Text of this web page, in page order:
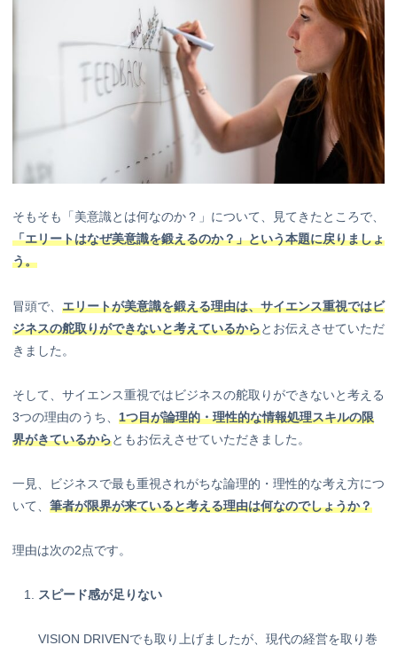
そもそも「美意識とは何なのか？」について、見てきたところで、
「エリートはなぜ美意識を鍛えるのか？」という本題に戻りましょ
う。
冒頭で、 エリートが美意識を鍛える理由は、サイエンス重視ではビ
ジネスの舵取りができないと考えているからとお伝えさせていただ
きました。
そして、サイエンス重視ではビジネスの舵取りができないと考える
3つの理由のうち、 1つ目が論理的・理性的な情報処理スキルの限
界がきているからともお伝えさせていただきました。
一見、ビジネスで最も重視されがちな論理的・理性的な考え方につ
いて、 筆者が限界が来ていると考える理由は何なのでしょうか？
理由は次の2点です。
スピード感が足りない
VISION DRIVENでも取り上げましたが、現代の経営を取り巻